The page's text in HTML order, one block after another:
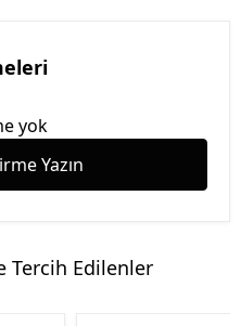
yok
Yazın
Tercih Edilenler